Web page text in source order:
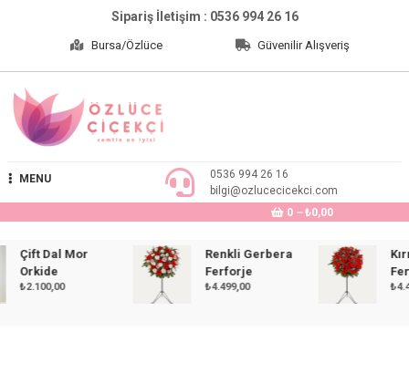
Sipariş İletişim : 0536 994 26 16
Bursa/Özlüce Güvenilir Alışveriş
Özlüce Çiçekçi
MENU
0536 994 26 16
bilgi@ozlucecicekci.com
0
₺0,00
Çift Dal Mor
Orkide
2.100,00
Renkli Gerbera
Ferforje
4.499,00